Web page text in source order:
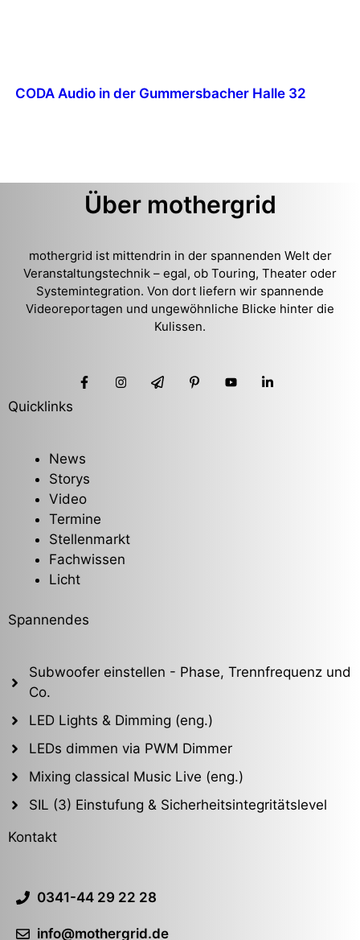
CODA Audio in der Gummersbacher Halle 32
Über mothergrid
mothergrid ist mittendrin in der spannenden Welt der
Veranstaltungstechnik – egal, ob Touring, Theater oder
Systemintegration. Von dort liefern wir spannende
Videoreportagen und ungewöhnliche Blicke hinter die
Kulissen.
Quicklinks
News
Storys
Video
Termine
Stellenmarkt
Fachwissen
Licht
Spannendes
Subwoofer einstellen - Phase, Trennfrequenz und
Co.
LED Lights & Dimming (eng.)
LEDs dimmen via PWM Dimmer
Mixing classical Music Live (eng.)
SIL (3) Einstufung & Sicherheitsintegritätslevel
Kontakt
0341-44 29 22 28
info@mothergrid.de